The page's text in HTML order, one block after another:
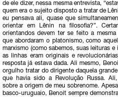
de ele dizer, nessa mesma entrevista,
quem era o sujeito disposto a tratar de
eu pensava ali, quase que
orientar em Lênin na filosofia?”.
orientandos devem ter se feito a
que abordaram o platonismo, como
marxismo (como sabemos, suas leituras e
as linhas eram originais e
resposta já estava dada. Ali mesmo,
orgulho tratar do dirigente daquela
que havia sido a Revolução Russa.
sobre a origem de meu sobrenome.
basco-uruguaio, Benoit sempre